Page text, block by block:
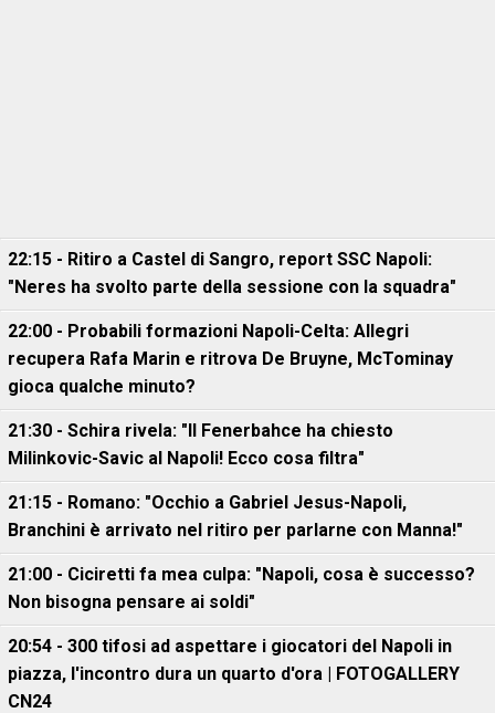
22:15 - Ritiro a Castel di Sangro, report SSC Napoli:
"Neres ha svolto parte della sessione con la squadra"
22:00 - Probabili formazioni Napoli-Celta: Allegri
recupera Rafa Marin e ritrova De Bruyne, McTominay
gioca qualche minuto?
21:30 - Schira rivela: "Il Fenerbahce ha chiesto
Milinkovic-Savic al Napoli! Ecco cosa filtra"
21:15 - Romano: "Occhio a Gabriel Jesus-Napoli,
Branchini è arrivato nel ritiro per parlarne con Manna!"
21:00 - Ciciretti fa mea culpa: "Napoli, cosa è successo?
Non bisogna pensare ai soldi"
20:54 - 300 tifosi ad aspettare i giocatori del Napoli in
piazza, l'incontro dura un quarto d'ora | FOTOGALLERY
CN24